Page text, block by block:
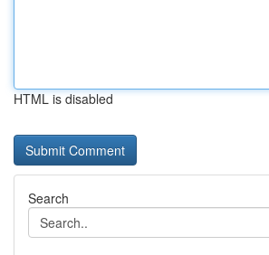
HTML is disabled
Search